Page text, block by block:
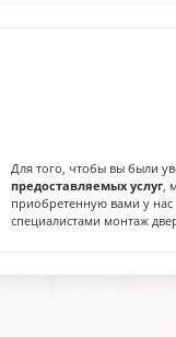
Для того, чтобы вы были
предоставляемых услуг ,
приобретенную вами у
специалистами монтаж